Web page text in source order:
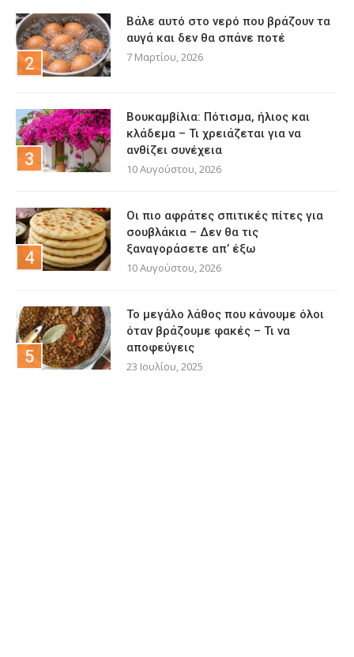
Βάλε αυτό στο νερό που βράζουν τα
αυγά και δεν θα σπάνε ποτέ
7 Μαρτίου, 2026
Βουκαμβίλια: Πότισμα, ήλιος και
κλάδεμα – Τι χρειάζεται για να
ανθίζει συνέχεια
10 Αυγούστου, 2026
Οι πιο αφράτες σπιτικές πίτες για
σουβλάκια – Δεν θα τις
ξαναγοράσετε απ’ έξω
10 Αυγούστου, 2026
Το μεγάλο λάθος που κάνουμε όλοι
όταν βράζουμε φακές – Τι να
αποφεύγεις
23 Ιουλίου, 2025